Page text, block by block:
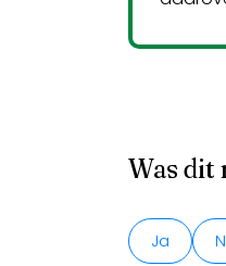
Was dit
Ja